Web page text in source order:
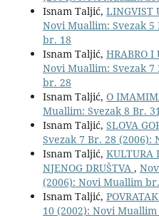
Isnam Taljić, LINGVIST
Novi Muallim: Svezak
br. 18
Isnam Taljić, HRABRO I
Novi Muallim: Svezak
br. 28
Isnam Taljić, O
Muallim: Svezak 8 Br.
Isnam Taljić, SLOVA
Svezak 7 Br. 28
Isnam Taljić, KULTURA
NJENOG DRUŠTVA ,
(2006): Novi Muallim
Isnam Taljić, POVRATAK
10 (2002): Novi